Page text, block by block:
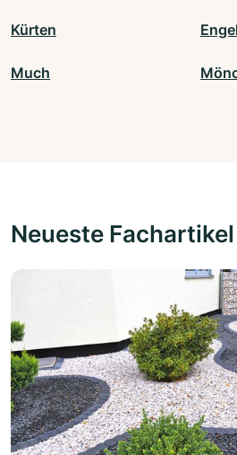
Kürten
Much
Neueste Fachartikel